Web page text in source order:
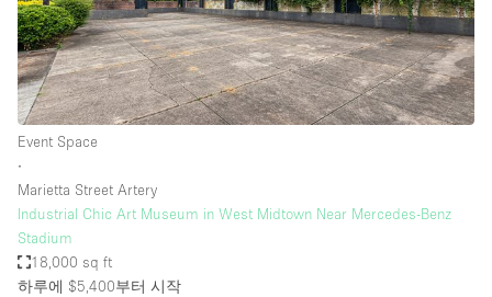
Event Space
∙
Marietta Street Artery
Industrial Chic Art Museum in West Midtown Near Mercedes-Benz
Stadium
18,000 sq ft
하루에 $5,400부터 시작